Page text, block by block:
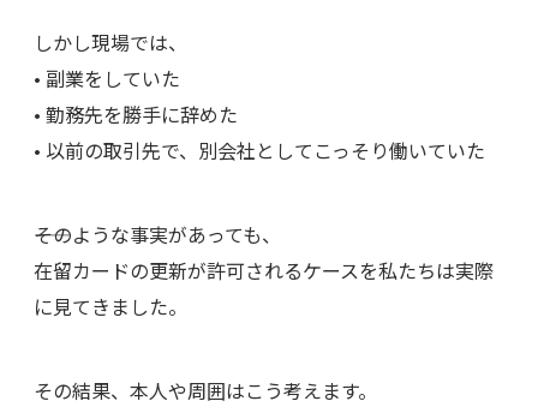
しかし現場では、
• 副業をしていた
• 勤務先を勝手に辞めた
• 以前の取引先で、別会社としてこっそり働いていた
――そのような事実があっても、
在留カードの更新が許可されるケースを私たちは実際
に見てきました。
その結果、本人や周囲はこう考えます。